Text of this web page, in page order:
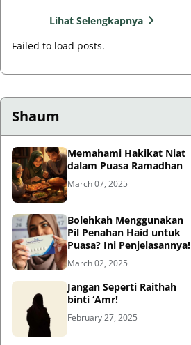
Lihat Selengkapnya
Failed to load posts.
Shaum
Memahami Hakikat Niat
dalam Puasa Ramadhan
March 07, 2025
Bolehkah Menggunakan
Pil Penahan Haid untuk
Puasa? Ini Penjelasannya!
March 02, 2025
Jangan Seperti Raithah
binti ‘Amr!
February 27, 2025